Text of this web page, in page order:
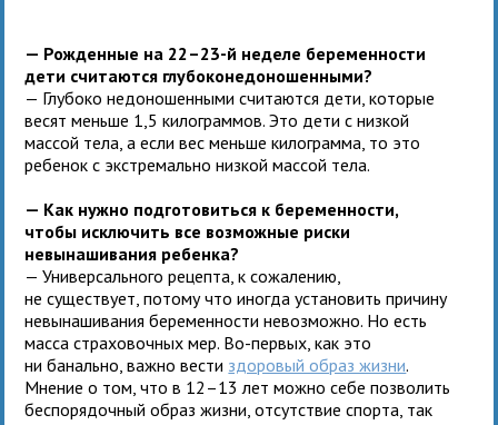
— Рожденные на 22–23-й неделе беременности
дети считаются глубоконедоношенными?
— Глубоко недоношенными считаются дети, которые
весят меньше 1,5 килограммов. Это дети с низкой
массой тела, а если вес меньше килограмма, то это
ребенок с экстремально низкой массой тела.
— Как нужно подготовиться к беременности,
чтобы исключить все возможные риски
невынашивания ребенка?
— Универсального рецепта, к сожалению,
не существует, потому что иногда установить причину
невынашивания беременности невозможно. Но есть
масса страховочных мер. Во-первых, как это
ни банально, важно вести здоровый образ жизни.
Мнение о том, что в 12–13 лет можно себе позволить
беспорядочный образ жизни, отсутствие спорта, так